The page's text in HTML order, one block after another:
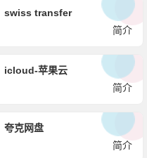
swiss transfer
简介
icloud-苹果云
简介
夸克网盘
简介